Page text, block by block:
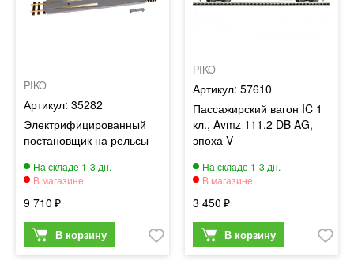
PIKO
35282
Электрифицированный
постановщик на рельсы
9 710
PIKO
57610
Пассажирский вагон IC 1
кл., Avmz 111.2 DB AG,
эпоха V
3 450